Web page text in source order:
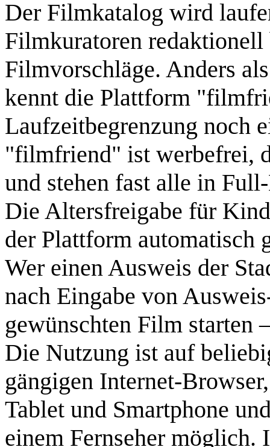
Der Filmkatalog wird
Filmkuratoren redaktionell
Filmvorschläge. Anders
kennt die Plattform
Laufzeitbegrenzung noch
"filmfriend" ist werbefrei,
und stehen fast alle in
Die Altersfreigabe für
der Plattform automatisch
Wer einen Ausweis der
nach Eingabe von
gewünschten Film starten
Die Nutzung ist auf
gängigen Internet-
Tablet und Smartphone
einem Fernseher